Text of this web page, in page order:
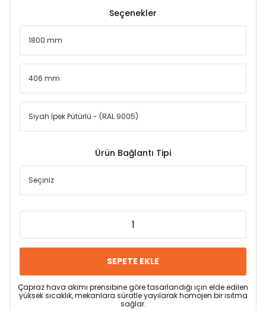
Seçenekler
Ürün Bağlantı Tipi
SEPETE EKLE
Çapraz hava akımı prensibine göre tasarlandığı için elde edilen
yüksek sıcaklık, mekanlara süratle yayılarak homojen bir ısıtma
sağlar.